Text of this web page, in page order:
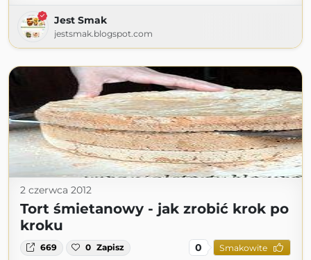
Jest Smak
jestsmak.blogspot.com
2 czerwca 2012
Tort śmietanowy - jak zrobić krok po
kroku
669 0 Zapisz 0 Smakowite